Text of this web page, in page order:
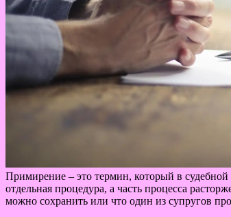
Примирение – это термин, который в
отдельная процедура, а часть процесса
можно сохранить или что один из супругов